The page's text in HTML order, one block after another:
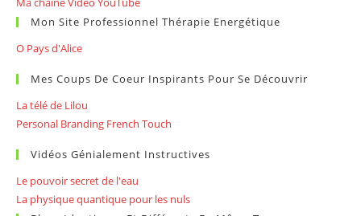
Mon Site Professionnel Thérapie Energétique
O Pays d'Alice
Mes Coups De Coeur Inspirants Pour Se Découvrir
La télé de Lilou
Personal Branding French Touch
Vidéos Génialement Instructives
Le pouvoir secret de l'eau
La physique quantique pour les nuls